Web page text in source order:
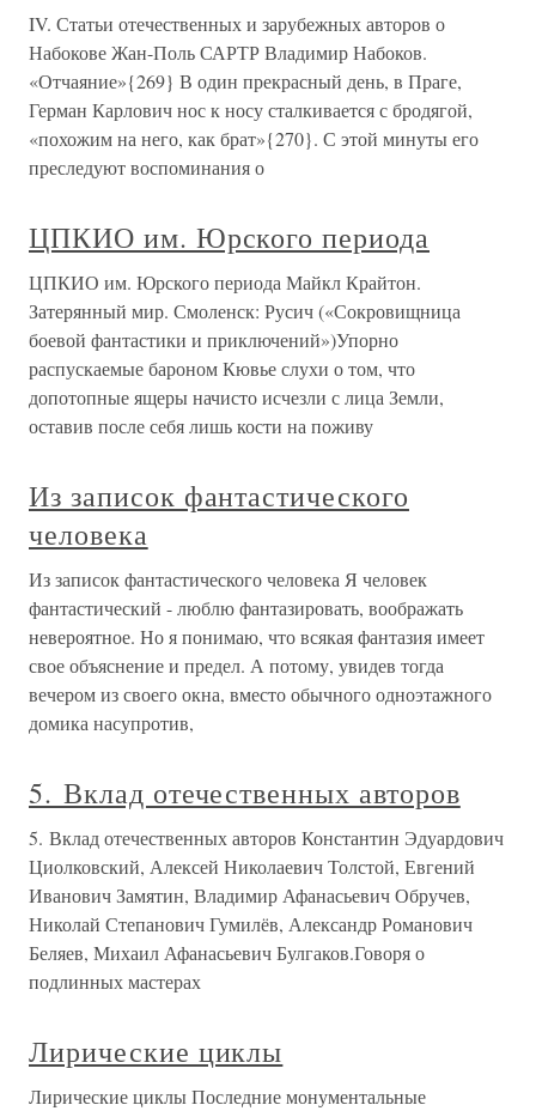
IV. Статьи отечественных и зарубежных авторов о
Набокове Жан-Поль САРТР Владимир Набоков.
«Отчаяние»{269} В один прекрасный день, в Праге,
Герман Карлович нос к носу сталкивается с бродягой,
«похожим на него, как брат»{270}. С этой минуты его
преследуют воспоминания о
ЦПКИО им. Юрского периода
ЦПКИО им. Юрского периода Майкл Крайтон.
Затерянный мир. Смоленск: Русич («Сокровищница
боевой фантастики и приключений»)Упорно
распускаемые бароном Кювье слухи о том, что
допотопные ящеры начисто исчезли с лица Земли,
оставив после себя лишь кости на поживу
Из записок фантастического
человека
Из записок фантастического человека Я человек
фантастический - люблю фантазировать, воображать
невероятное. Но я понимаю, что всякая фантазия имеет
свое объяснение и предел. А потому, увидев тогда
вечером из своего окна, вместо обычного одноэтажного
домика насупротив,
5. Вклад отечественных авторов
5. Вклад отечественных авторов Константин Эдуардович
Циолковский, Алексей Николаевич Толстой, Евгений
Иванович Замятин, Владимир Афанасьевич Обручев,
Николай Степанович Гумилёв, Александр Романович
Беляев, Михаил Афанасьевич Булгаков.Говоря о
подлинных мастерах
Лирические циклы
Лирические циклы Последние монументальные